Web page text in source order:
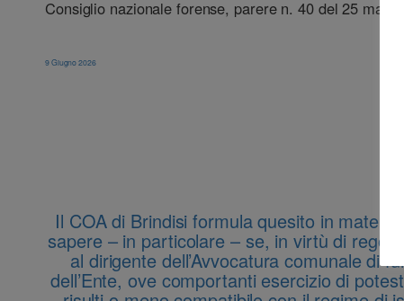
Consiglio nazionale forense, parere n. 40 del 25
9 Giugno 2026
Il COA di Brindisi formula quesito in
sapere – in particolare – se, in virtù di
al dirigente dell’Avvocatura comunale di
dell’Ente, ove comportanti esercizio di